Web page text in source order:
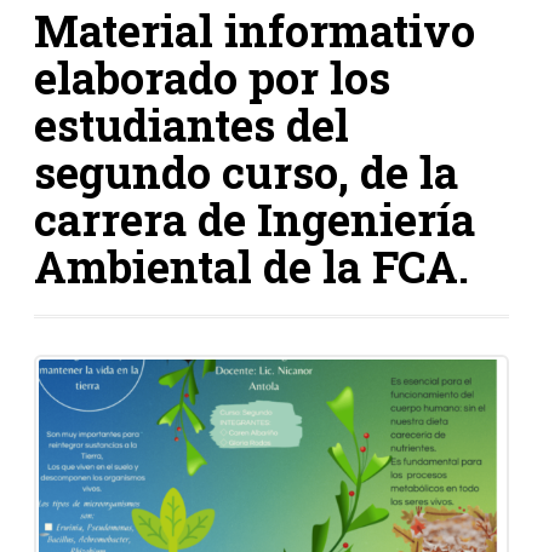
Material informativo
elaborado por los
estudiantes del
segundo curso, de la
carrera de Ingeniería
Ambiental de la FCA.